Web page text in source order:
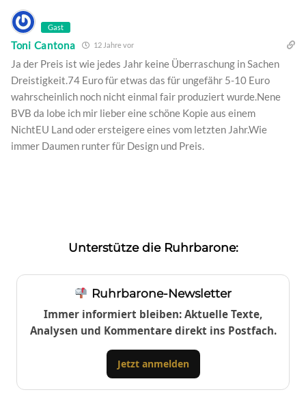
Gast
Toni Cantona 12 Jahre vor
Ja der Preis ist wie jedes Jahr keine Überraschung in Sachen
Dreistigkeit.74 Euro für etwas das für ungefähr 5-10 Euro
wahrscheinlich noch nicht einmal fair produziert wurde.Nene
BVB da lobe ich mir lieber eine schöne Kopie aus einem
NichtEU Land oder ersteigere eines vom letzten Jahr.Wie
immer Daumen runter für Design und Preis.
Unterstütze die Ruhrbarone:
Ruhrbarone-Newsletter
Immer informiert bleiben: Aktuelle Texte,
Analysen und Kommentare direkt ins Postfach.
Jetzt anmelden